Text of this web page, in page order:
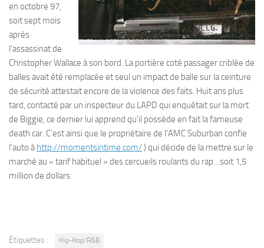
en octobre 97,
soit sept mois
après
l’assassinat de
Christopher Wallace à son bord. La portière coté passager criblée de
balles avait été remplacée et seul un impact de balle sur la ceinture
de sécurité attestait encore de la violence des faits. Huit ans plus
tard, contacté par un inspecteur du LAPD qui enquêtait sur la mort
de Biggie, ce dernier lui apprend qu’il possède en fait la fameuse
death car. C’est ainsi que le propriétaire de l’AMC Suburban confie
l’auto àhttp://momentsintime.com/ ) qui décide de la mettre sur le
marché au « tarif habituel » des cercueils roulants du rap…soit 1,5
million de dollars.
Étiquettes : Hip-Hop/R&B